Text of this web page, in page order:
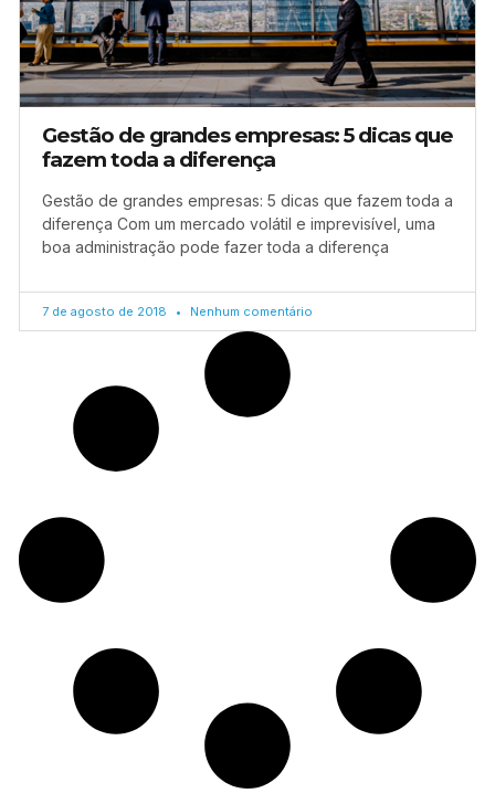
Gestão de grandes empresas: 5 dicas que
fazem toda a diferença
Gestão de grandes empresas: 5 dicas que fazem toda a
diferença Com um mercado volátil e imprevisível, uma
boa administração pode fazer toda a diferença
7 de agosto de 2018 Nenhum comentário